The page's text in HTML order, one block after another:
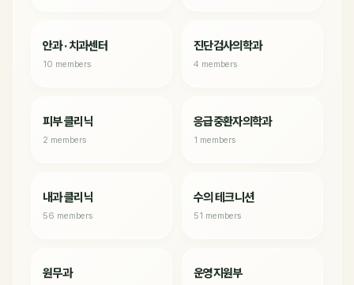
안과 · 치과센터
10 members
진단검사의학과
4 members
피부 클리닉
2 members
응급중환자의학과
1 members
내과 클리닉
56 members
수의 테크니션
51 members
원무과 운영지원부